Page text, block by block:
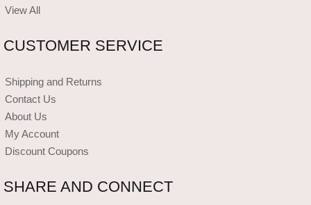
View All
CUSTOMER SERVICE
Shipping and Returns
Contact Us
About Us
My Account
Discount Coupons
SHARE AND CONNECT